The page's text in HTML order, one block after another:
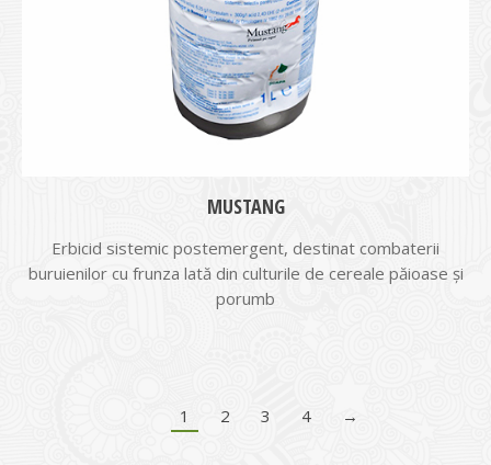
MUSTANG
Erbicid sistemic postemergent, destinat combaterii
buruienilor cu frunza lată din culturile de cereale păioase şi
porumb
1 2 3 4 →